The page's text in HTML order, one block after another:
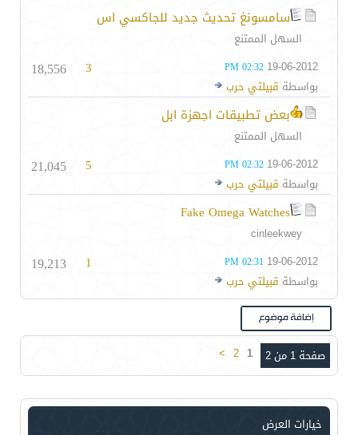
سامسونغ تحديث جديد للجاكسي اس
السهل الممتنع
19-06-2012
02:32 PM
بواسطة قبيلتي حرب
3
18,556
بعض تطبيقات اجهزة ابل
السهل الممتنع
19-06-2012
02:32 PM
بواسطة قبيلتي حرب
5
21,045
Fake Omega Watches
cinleekwey
19-06-2012
02:31 PM
بواسطة قبيلتي حرب
1
19,213
صفحة 1 من 2 1
2
>
خيارات العرض